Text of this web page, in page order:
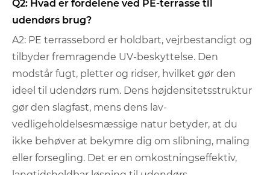
Q2: Hvad er fordelene ved PE-terrasse til
udendørs brug?
A2: PE terrassebord er holdbart, vejrbestandigt og
tilbyder fremragende UV-beskyttelse. Den
modstår fugt, pletter og ridser, hvilket gør den
ideel til udendørs rum. Dens højdensitetsstruktur
gør den slagfast, mens dens lav-
vedligeholdelsesmæssige natur betyder, at du
ikke behøver at bekymre dig om slibning, maling
eller forsegling. Det er en omkostningseffektiv,